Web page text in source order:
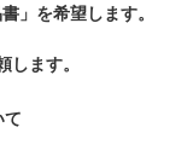
」を希望します。
ます。
て